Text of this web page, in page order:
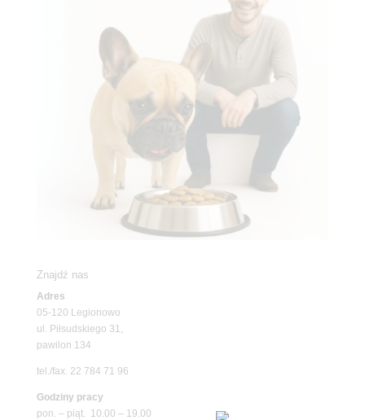
Znajdź nas
Adres
05-120 Legionowo
ul. Piłsudskiego 31,
pawilon 134
tel./fax. 22 784 71 96
Godziny pracy
pon. – piąt. 10.00 – 19.00